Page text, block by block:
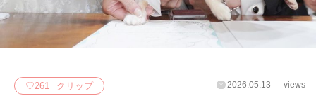
♡261 クリップ 2026.05.13 views